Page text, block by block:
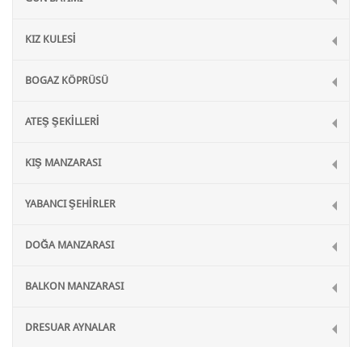
KIZ KULESİ
BOGAZ KÖPRÜSÜ
ATEŞ ŞEKİLLERİ
KIŞ MANZARASI
YABANCI ŞEHİRLER
DOĞA MANZARASI
BALKON MANZARASI
DRESUAR AYNALAR